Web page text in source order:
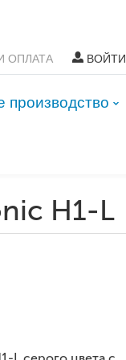
ОПЛАТА ВОЙТИ
производство
H1-L